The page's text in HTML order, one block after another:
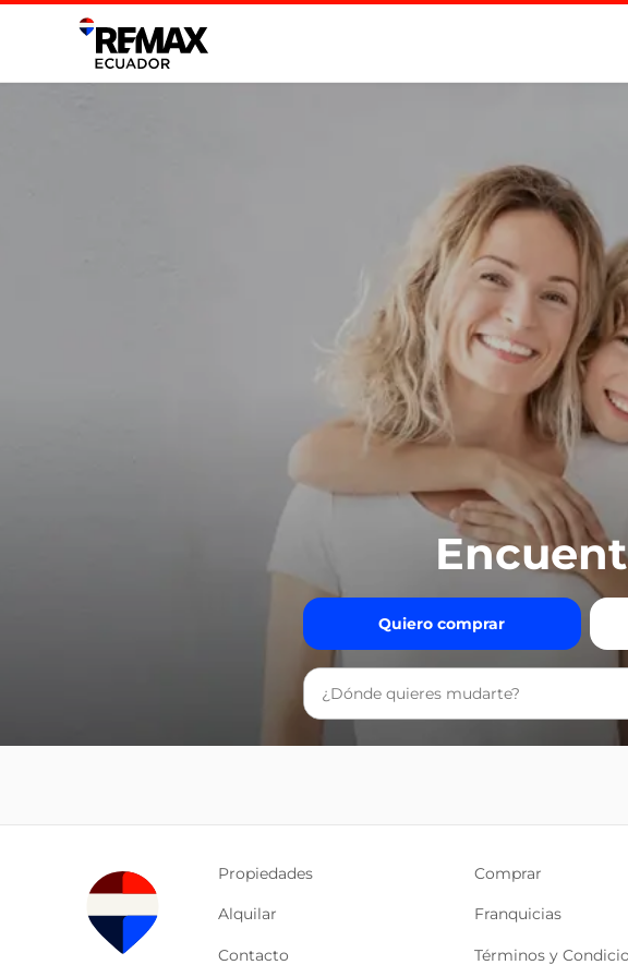
Quiero comprar
Propiedades Comprar
Alquilar Franquicias
Contacto Términos y